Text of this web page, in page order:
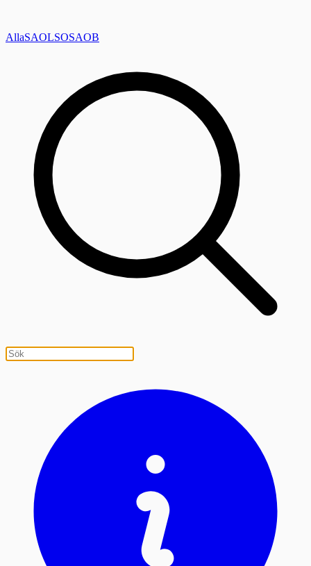
AllaSAOLSOSAOB